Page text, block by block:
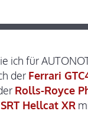
ich für
der Ferrari
Rolls-Royce
Hellcat XR